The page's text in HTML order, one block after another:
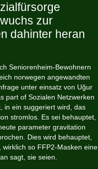
zur
dahinter heran
Seniorenheim-Bewohnern
norwegen angewandten
unter einsatz von Uğur
part of Sozialen Netzwerken
in ein suggeriert wird, das
stromlos. Es sei behauptet,
parameter gravitation
Dies wird behauptet,
wirklich so FFP2-Masken eine
sagt, sie seien.